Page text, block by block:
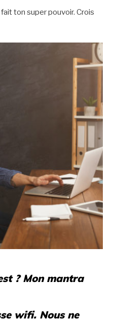
ton super pouvoir. Crois
? Mon mantra
wifi. Nous ne